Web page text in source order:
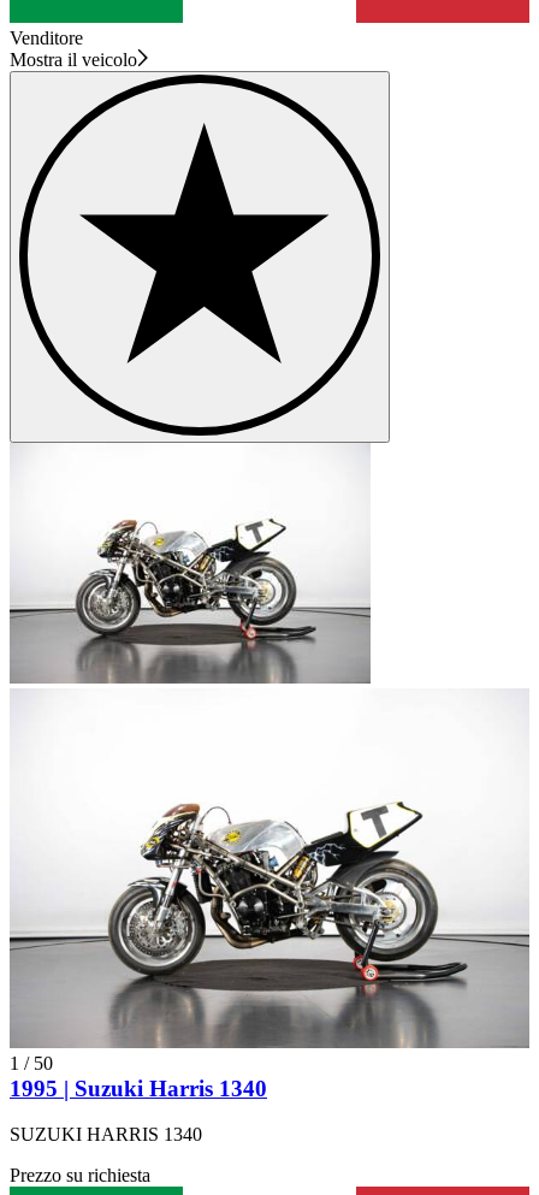
Venditore
Mostra il veicolo
1 / 50
1995 | Suzuki Harris 1340
SUZUKI HARRIS 1340
Prezzo su richiesta